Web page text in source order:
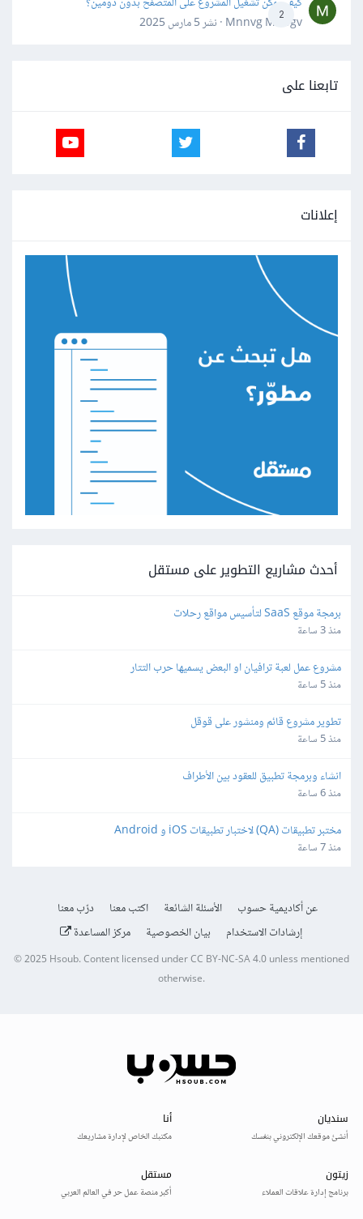
2
Mnnvg Mnbgv · نشر
5 مارس 2025
تابعنا على
إعلانات
أحدث مشاريع التطوير على مستقل
برمجة موقع SaaS لتأسيس مواقع رحلات
منذ 3 ساعة
مشروع عمل لعبة ترافيان او البعض يسميها حرب التتار
منذ 5 ساعة
تطوير مشروع قائم ومنشور على قوقل
منذ 5 ساعة
انشاء وبرمجة تطبيق للعقود بين الأطراف
منذ 6 ساعة
مختبر تطبيقات (QA) لاختبار تطبيقات iOS و Android
منذ 7 ساعة
عن أكاديمية حسوب الأسئلة الشائعة اكتب معنا
درّب معنا
إرشادات الاستخدام
بيان الخصوصية مركز المساعدة
© 2025 Hsoub.Content licensed underCC BY-NC-SA 4.0unless mentioned
otherwise.